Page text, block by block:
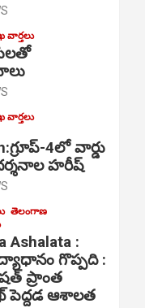
వార్తలు
వార్తలు
4లో వార్డు
హరీష్
తెలంగాణ
Ashalata :
గొప్పది :
ప్రాంత
ఆశాలత